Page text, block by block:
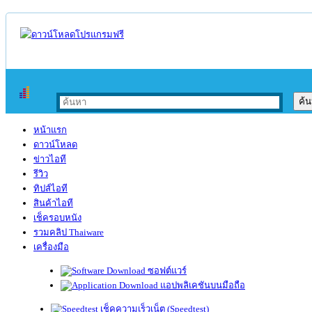
หน้าแรก
ดาวน์โหลด
ข่าวไอที
รีวิว
ทิปส์ไอที
สินค้าไอที
เช็ครอบหนัง
รวมคลิป Thaiware
เครื่องมือ
ซอฟต์แวร์
แอปพลิเคชันบนมือถือ
เช็คความเร็วเน็ต (Speedtest)